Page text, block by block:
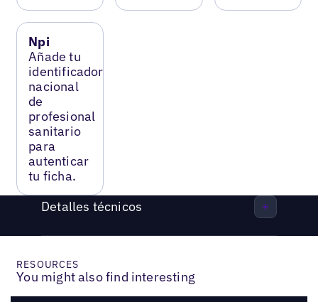
Npi
Añade tu
identificador
nacional
de
profesional
sanitario
para
autenticar
tu ficha.
Detalles técnicos
RESOURCES
You might also find interesting